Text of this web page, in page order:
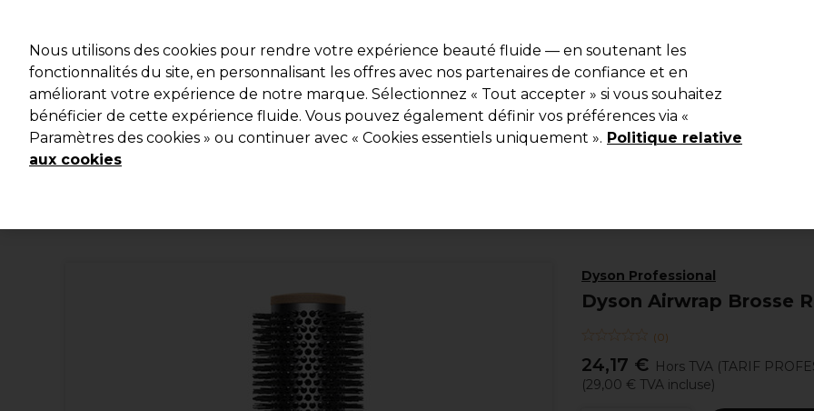
Rechercher
Marques Bons plans Coiffure Electro et Matériel Equipement de salon Beauté Hommes Les
Livraison et délais
Dyson Professional
Dyson Airwrap Brosse
(0)
24,17 € Hors TVA (TARIF
(29,00 € TVA incluse)
Nous utilisons des cookies pour rendre votre expérience beauté fluide — en soutenant les
fonctionnalités du site, en personnalisant les offres avec nos partenaires de confiance et en
améliorant votre expérience de notre marque. Sélectionnez « Tout accepter » si vous souhaitez
bénéficier de cette expérience fluide. Vous pouvez également définir vos préférences via «
Paramètres des cookies » ou continuer avec « Cookies essentiels uniquement ». Politique relative
aux cookies